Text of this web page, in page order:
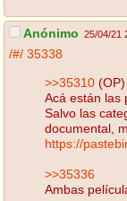
Anónimo 25/04/21
/#/ 35338
>>35310 (OP)
Acá están las
Salvo las
documental,
https://
>>35336
Ambas